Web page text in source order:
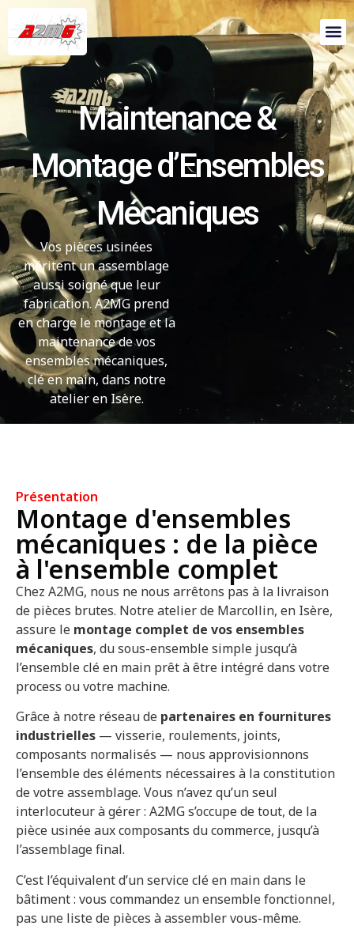
Maintenance &
Montage d’Ensembles
Mécaniques
Vos pièces usinées
méritent un assemblage
aussi soigné que leur
fabrication. A2MG prend
en charge le montage et la
maintenance de vos
ensembles mécaniques,
clé en main, dans notre
atelier en Isère.
Montage d'ensembles
mécaniques : de la pièce
à l'ensemble complet
Présentation
Chez A2MG, nous ne nous arrêtons pas à la livraison
de pièces brutes. Notre atelier de Marcollin, en Isère,
assure le montage complet de vos ensembles
mécaniques, du sous-ensemble simple jusqu’à
l’ensemble clé en main prêt à être intégré dans votre
process ou votre machine.
Grâce à notre réseau de partenaires en fournitures
industrielles — visserie, roulements, joints,
composants normalisés — nous approvisionnons
l’ensemble des éléments nécessaires à la constitution
de votre assemblage. Vous n’avez qu’un seul
interlocuteur à gérer : A2MG s’occupe de tout, de la
pièce usinée aux composants du commerce, jusqu’à
l’assemblage final.
C’est l’équivalent d’un service clé en main dans le
bâtiment : vous commandez un ensemble fonctionnel,
pas une liste de pièces à assembler vous-même.